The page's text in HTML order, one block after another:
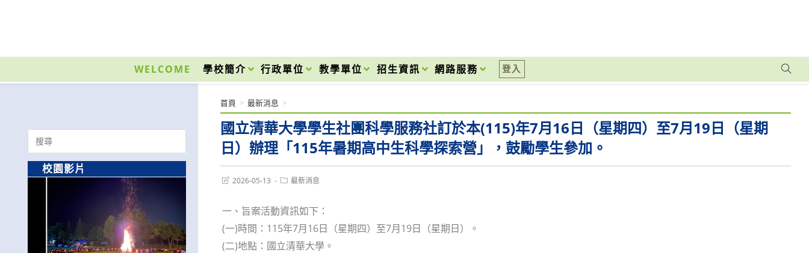
內
WELCOME 學校簡介 行政單位 教學單位 招生資訊 網路服務 登入
國立清華大學學生社團科學服務社訂於本(115)年7月16日（星期四）至7月19日（星期
日）辦理「115年暑期高中生科學探索營」，鼓勵學生參加。
首頁 > 最新消息 >
Post2026-05-13
Post最新消息
一、旨案活動資訊如下：
(一)時間：115年7月16日（星期四）至7月19日（星期日）。
(二)地點：國立清華大學。
Search
for:
校園影片